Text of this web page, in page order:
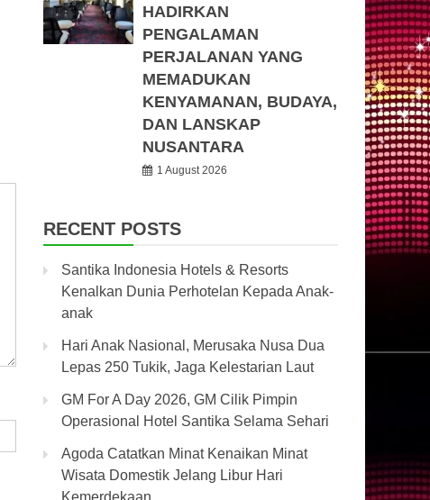
HADIRKAN
PENGALAMAN
PERJALANAN YANG
MEMADUKAN
KENYAMANAN, BUDAYA,
DAN LANSKAP
NUSANTARA
1 August 2026
RECENT POSTS
Santika Indonesia Hotels & Resorts
Kenalkan Dunia Perhotelan Kepada Anak-
anak
Hari Anak Nasional, Merusaka Nusa Dua
Lepas 250 Tukik, Jaga Kelestarian Laut
GM For A Day 2026, GM Cilik Pimpin
Operasional Hotel Santika Selama Sehari
Agoda Catatkan Minat Kenaikan Minat
Wisata Domestik Jelang Libur Hari